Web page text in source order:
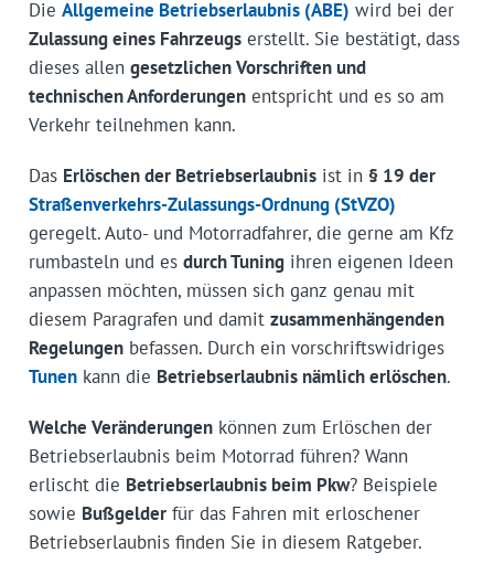
Die Allgemeine Betriebserlaubnis (ABE) wird bei der
Zulassung eines Fahrzeugserstellt. Sie bestätigt, dass
dieses allen gesetzlichen Vorschriften und
technischen Anforderungenentspricht und es so am
Verkehr teilnehmen kann.
Das Erlöschen der Betriebserlaubnisist in § 19 der
Straßenverkehrs-Zulassungs-Ordnung (StVZO)
geregelt. Auto- und Motorradfahrer, die gerne am Kfz
rumbasteln und es durch Tuningihren eigenen Ideen
anpassen möchten, müssen sich ganz genau mit
diesem Paragrafen und damit zusammenhängenden
Regelungenbefassen. Durch ein vorschriftswidriges
Tunenkann die Betriebserlaubnis nämlich erlöschen.
Welche Veränderungenkönnen zum Erlöschen der
Betriebserlaubnis beim Motorrad führen? Wann
erlischt die Betriebserlaubnis beim Pkw? Beispiele
sowie Bußgelderfür das Fahren mit erloschener
Betriebserlaubnis finden Sie in diesem Ratgeber.